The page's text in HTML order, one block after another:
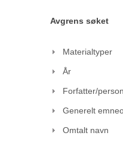
Avgrens søket
Materialtyper
År
Forfatter/person
Generelt
Omtalt navn